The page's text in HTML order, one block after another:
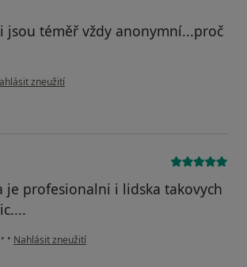
jsou téměř vždy anonymní...proč
názoru uživatele Jančík Přerov
zneužití
je profesionalni i lidska takovych
• • podle názoru uživatele pacient
Nahlásit zneužití